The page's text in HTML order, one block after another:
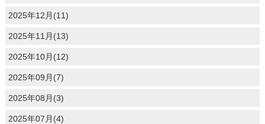
2025年12月(11)
2025年11月(13)
2025年10月(12)
2025年09月(7)
2025年08月(3)
2025年07月(4)